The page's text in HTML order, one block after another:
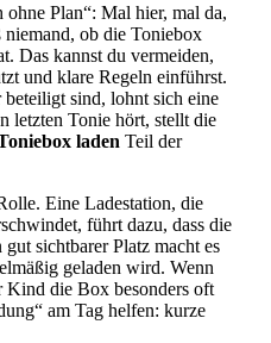
Plan“: Mal hier, mal da,
ob die Toniebox
Das kannst du vermeiden,
und klare Regeln einführst.
sind, lohnt sich eine
letzten Tonie hört, stellt die
laden Teil der
Eine Ladestation, die
führt dazu, dass die
sichtbarer Platz macht es
geladen wird. Wenn
Kind die Box besonders oft
am Tag helfen: kurze